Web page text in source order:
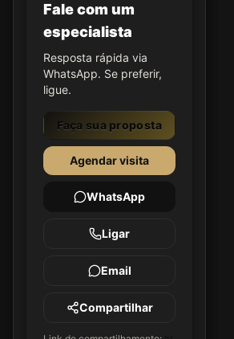
Fale com um
especialista
Resposta rápida via
WhatsApp. Se preferir,
ligue.
Faça sua proposta
Agendar visita
WhatsApp
Ligar
Email
Compartilhar